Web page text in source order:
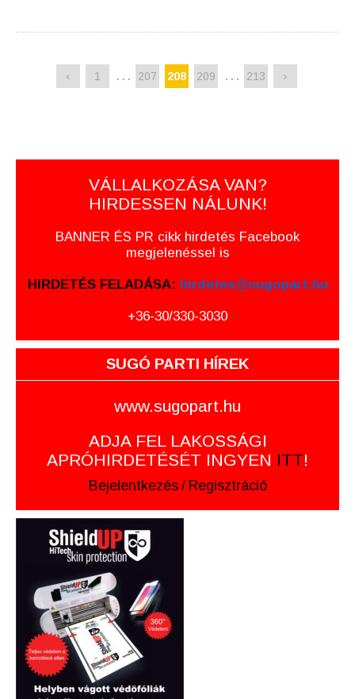
‹ 1 … 207 208 209 … 213 ›
VÁLLALKOZÁSA VAN?
HIRDESSEN NÁLUNK!
BANNER ÉS PR cikk hirdetés Facebook
megjelenéssel is
HIRDETÉS FELADÁSA: hirdetes@sugopart.hu
+36-30/330-3030
SUGÓ PARTI HÍREK
www.sugopart.hu
ADJA FEL LAKOSSÁGI
APRÓHIRDETÉSÉT INGYEN ITT!
Bejelentkezés / Regisztráció